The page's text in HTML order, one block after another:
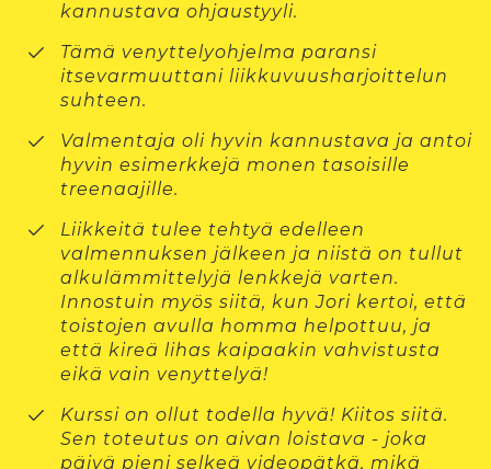
kannustava ohjaustyyli.
Tämä venyttelyohjelma paransi
itsevarmuuttani liikkuvuusharjoittelun
suhteen.
Valmentaja oli hyvin kannustava ja antoi
hyvin esimerkkejä monen tasoisille
treenaajille.
Liikkeitä tulee tehtyä edelleen
valmennuksen jälkeen ja niistä on tullut
alkulämmittelyjä lenkkejä varten.
Innostuin myös siitä, kun Jori kertoi, että
toistojen avulla homma helpottuu, ja
että kireä lihas kaipaakin vahvistusta
eikä vain venyttelyä!
Kurssi on ollut todella hyvä! Kiitos siitä.
Sen toteutus on aivan loistava - joka
päivä pieni selkeä videopätkä, mikä